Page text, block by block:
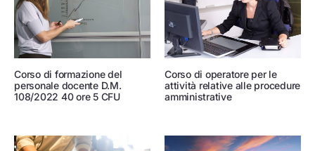
Corso di formazione del
personale docente D.M.
108/2022 40 ore 5 CFU
Corso di operatore per le
attività relative alle procedure
amministrative